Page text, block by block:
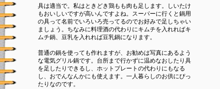
具は適当で。私はときどき鶏もも肉も足します。しいたけ
もおいしいですが高いんですよね。スーパーに行くと鍋用
の具って名前でいろいろ売ってるのでお好みで足しちゃい
ましょう。ちなみに料理酒の代わりにキムチを入れればキ
ムチ鍋、豆乳を入れれば豆乳鍋になります。
普通の鍋を使っても作れますが、お勧めは写真にあるよう
な電気グリル鍋です。台所まで行かずに温めなおしたり具
を足したりできるし、ホットプレートの代わりにもなる
し、おでんなんかにも使えます。一人暮らしのお供にぴっ
たりなのです。